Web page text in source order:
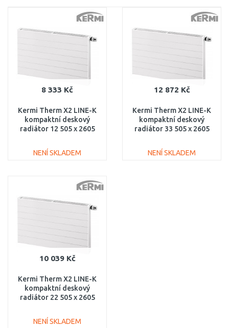
8 333 Kč
Kermi Therm X2 LINE-K
kompaktní deskový
radiátor 12 505 x 2605
NENÍ SKLADEM
12 872 Kč
Kermi Therm X2 LINE-K
kompaktní deskový
radiátor 33 505 x 2605
NENÍ SKLADEM
10 039 Kč
Kermi Therm X2 LINE-K
kompaktní deskový
radiátor 22 505 x 2605
NENÍ SKLADEM